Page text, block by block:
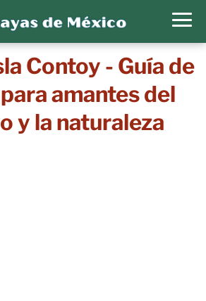
Contoy - Guía de
amantes del
y la naturaleza